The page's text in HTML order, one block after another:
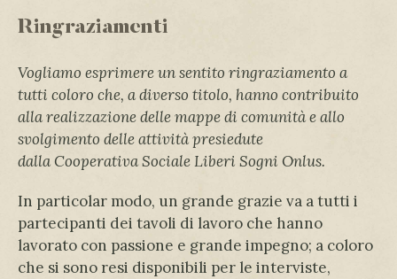
Ringraziamenti
Vogliamo esprimere un sentito ringraziamento a
tutti coloro che, a diverso titolo, hanno contribuito
alla realizzazione delle mappe di comunità e allo
svolgimento delle attività presiedute
dallaCooperativa Sociale Liberi Sogni Onlus.
In particolar modo, un grande grazie va a tutti i
partecipanti dei tavoli di lavoro che hanno
lavorato con passione e grande impegno; a coloro
che si sono resi disponibili per le interviste,